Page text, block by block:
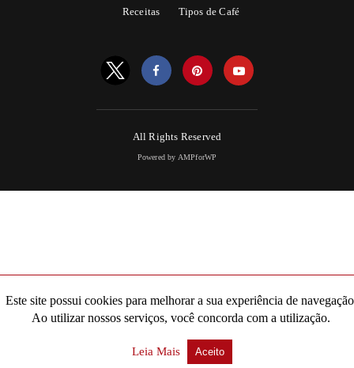
Receitas
Tipos de Café
All Rights Reserved
Powered by AMPforWP
Este site possui cookies para melhorar a sua experiência de
Ao utilizar nossos serviços, você concorda com a utilização.
Leia Mais Aceito